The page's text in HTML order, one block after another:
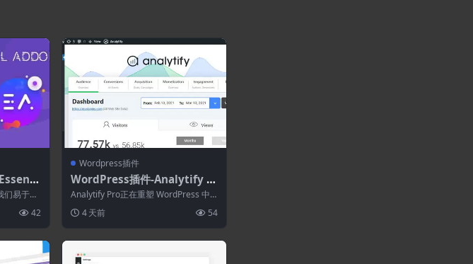
Pr
易于使
42
Wordpress插件
WordPress插件-Analytify P
ro 9.1.1+Addons-WordPres
s中的谷歌分析插件
Analytify Pro正在重塑 WordPress 中
4 天前 54